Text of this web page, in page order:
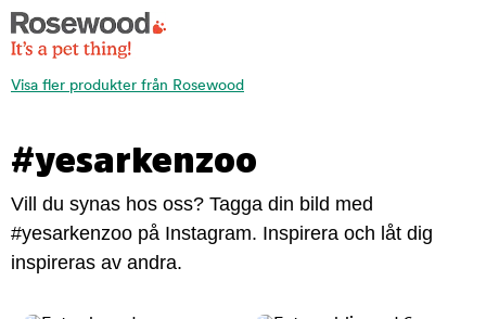
Visa fler produkter från Rosewood
#yesarkenzoo
Vill du synas hos oss? Tagga din bild med
#yesarkenzoo på Instagram. Inspirera och låt dig
inspireras av andra.